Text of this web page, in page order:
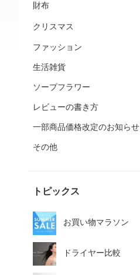
財布
クリスマス
ファッション
生活雑貨
ソープフラワー
レビューの書き方
一部商品価格改定のお知らせ
その他
トピックス
お買い物マラソン
ドライヤー比較